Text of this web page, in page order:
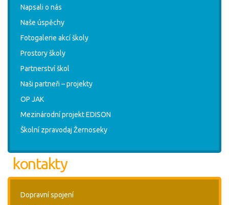
Napsali o nás
Naše úspěchy
Fotogalerie akcí školy
Prostory školy
Partnerství škol
Naši partneři – projekty
OP JAK
Mezinárodní projekt EDISON
Školní zpravodaj Žernoseky
kontakty
Dopravní spojení